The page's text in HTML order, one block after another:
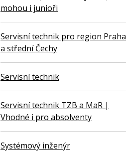
mohou i junioři
Servisní technik pro region Praha
a střední Čechy
Servisní technik
Servisní technik TZB a MaR |
Vhodné i pro absolventy
Systémový inženýr